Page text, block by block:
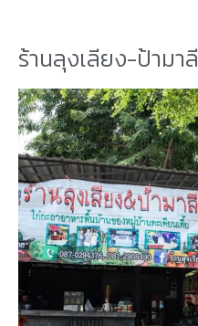
ร้านลุงเลียง-ป้ามาลี